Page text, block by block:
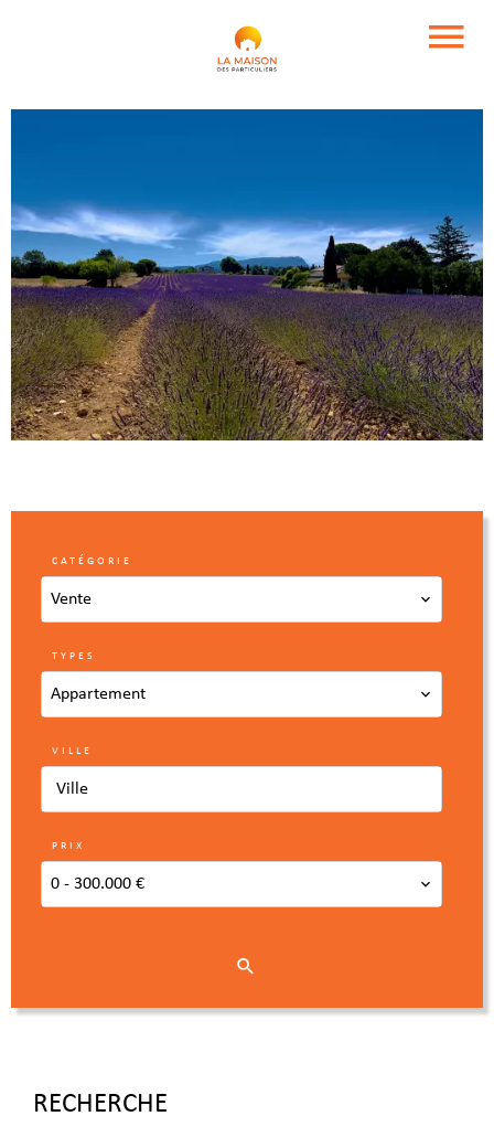
CATÉGORIE
Vente
TYPES
Appartement
VILLE
Ville
PRIX
0 - 300.000 €
RECHERCHE